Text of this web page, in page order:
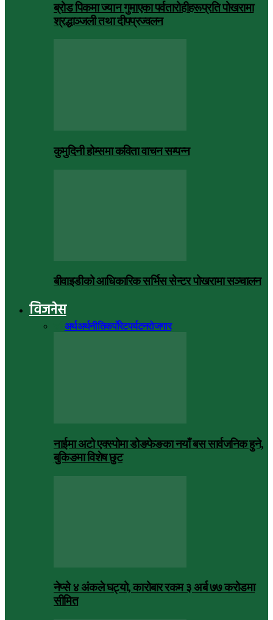
ब्रोड पिकमा ज्यान गुमाएका पर्वतारोहीहरूप्रति पोखरामा
श्रद्धाञ्जली तथा दीपप्रज्वलन
कुमुदिनी होम्समा कविता वाचन सम्पन्न
बीवाइडीको आधिकारिक सर्भिस सेन्टर पोखरामा सञ्चालन
विजनेस
अर्थअर्थनीतिकर्पोरेटपर्यटनरोजगार
नाईमा अटो एक्स्पोमा डोङफेङका नयाँ बस सार्वजनिक हुने,
बुकिङमा विशेष छुट
नेप्से ४ अंकले घट्यो, कारोबार रकम ३ अर्ब ७७ करोडमा
सीमित